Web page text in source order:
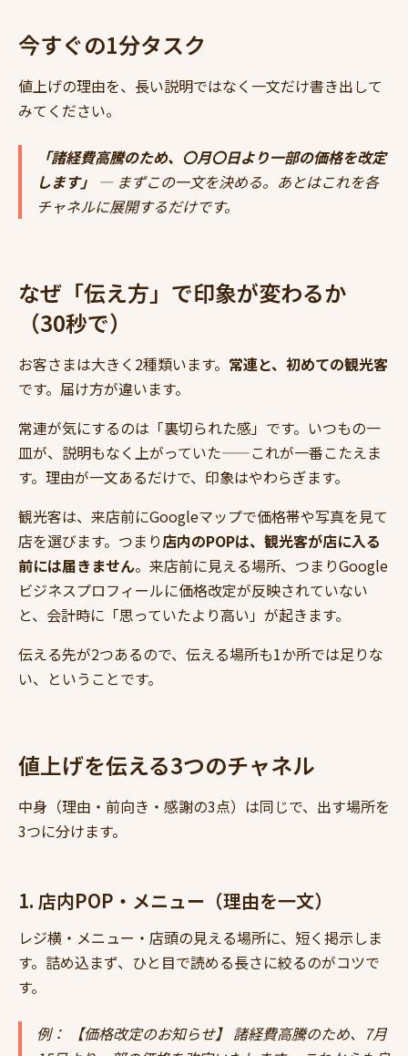
今すぐの1分タスク
値上げの理由を、長い説明ではなく一文だけ書き出して
みてください。
「諸経費高騰のため、〇月〇日より一部の価格を改定
します」 — まずこの一文を決める。あとはこれを各
チャネルに展開するだけです。
なぜ「伝え方」で印象が変わるか
（30秒で）
お客さまは大きく2種類います。 常連と、初めての観光客
です。届け方が違います。
常連が気にするのは「裏切られた感」です。いつもの一
皿が、説明もなく上がっていた——これが一番こたえま
す。理由が一文あるだけで、印象はやわらぎます。
観光客は、来店前にGoogleマップで価格帯や写真を見て
店を選びます。つまり店内のPOPは、観光客が店に入る
前には届きません。来店前に見える場所、つまりGoogle
ビジネスプロフィールに価格改定が反映されていない
と、会計時に「思っていたより高い」が起きます。
伝える先が2つあるので、伝える場所も1か所では足りな
い、ということです。
値上げを伝える3つのチャネル
中身（理由・前向き・感謝の3点）は同じで、出す場所を
3つに分けます。
1. 店内POP・メニュー（理由を一文）
レジ横・メニュー・店頭の見える場所に、短く掲示しま
す。詰め込まず、ひと目で読める長さに絞るのがコツで
す。
例： 【価格改定のお知らせ】 諸経費高騰のため、7月